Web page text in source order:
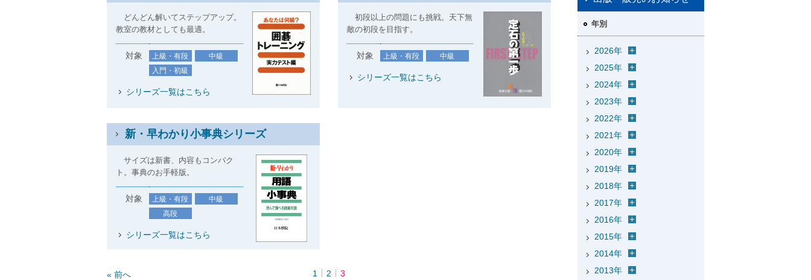
どんどん解いてステップアップ。
教室の教材としても最適。
対象 上級・有段
中級
入門・初級
シリーズ一覧はこちら
初段以上の問題にも挑戦。天下無
敵の初段を目指す。
対象 上級・有段 中級
シリーズ一覧はこちら
新・早わかり小事典シリーズ
サイズは新書、内容もコンパク
ト。事典のお手軽版。
対象 上級・有段
中級
高段
シリーズ一覧はこちら
« 前へ 1 2 3
年別
2026年
2025年
2024年
2023年
2022年
2021年
2020年
2019年
2018年
2017年
2016年
2015年
2014年
2013年